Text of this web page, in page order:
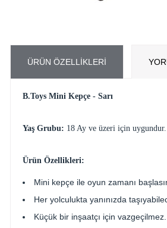
ÜRÜN ÖZELLIKLERI
B.Toys Mini Kepçe - Sarı
Yaş Grubu: 18 Ay ve üzeri için uygundur.
Ürün Özellikleri:
Mini kepçe ile oyun zamanı
Her yolculukta yanınızda
Küçük bir inşaatçı için vazgeçilmez.